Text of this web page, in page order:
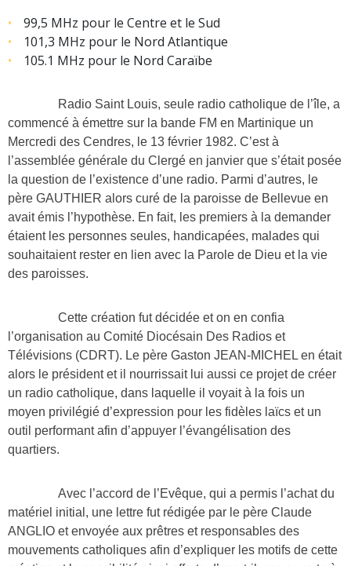
99,5 MHz pour le Centre et le Sud
101,3 MHz pour le Nord Atlantique
105.1 MHz pour le Nord Caraïbe
Radio Saint Louis, seule radio catholique de l’île, a
commencé à émettre sur la bande FM en Martinique un
Mercredi des Cendres, le 13 février 1982. C’est à
l’assemblée générale du Clergé en janvier que s’était posée
la question de l’existence d’une radio. Parmi d’autres, le
père GAUTHIER alors curé de la paroisse de Bellevue en
avait émis l’hypothèse. En fait, les premiers à la demander
étaient les personnes seules, handicapées, malades qui
souhaitaient rester en lien avec la Parole de Dieu et la vie
des paroisses.
Cette création fut décidée et on en confia
l’organisation au Comité Diocésain Des Radios et
Télévisions (CDRT). Le père Gaston JEAN-MICHEL en était
alors le président et il nourrissait lui aussi ce projet de créer
un radio catholique, dans laquelle il voyait à la fois un
moyen privilégié d’expression pour les fidèles laïcs et un
outil performant afin d’appuyer l’évangélisation des
quartiers.
Avec l’accord de l’Evêque, qui a permis l’achat du
matériel initial, une lettre fut rédigée par le père Claude
ANGLIO et envoyée aux prêtres et responsables des
mouvements catholiques afin d’expliquer les motifs de cette